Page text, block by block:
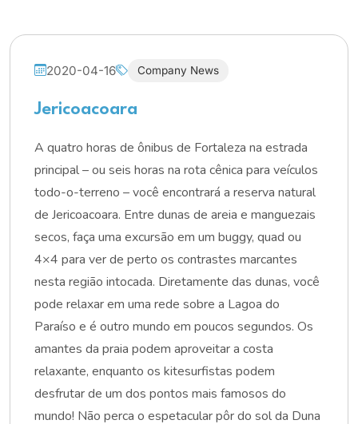
2020-04-16 Company News
Jericoacoara
A quatro horas de ônibus de Fortaleza na estrada
principal – ou seis horas na rota cênica para veículos
todo-o-terreno – você encontrará a reserva natural
de Jericoacoara. Entre dunas de areia e manguezais
secos, faça uma excursão em um buggy, quad ou
4×4 para ver de perto os contrastes marcantes
nesta região intocada. Diretamente das dunas, você
pode relaxar em uma rede sobre a Lagoa do
Paraíso e é outro mundo em poucos segundos. Os
amantes da praia podem aproveitar a costa
relaxante, enquanto os kitesurfistas podem
desfrutar de um dos pontos mais famosos do
mundo! Não perca o espetacular pôr do sol da Duna